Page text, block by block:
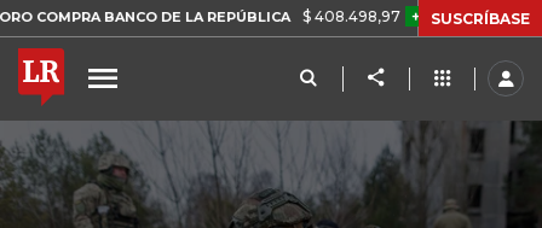
BANCO DE LA REPÚBLICA $ 408.498,97 +$ 8.753,81 +2,19%
SUSCRÍBASE